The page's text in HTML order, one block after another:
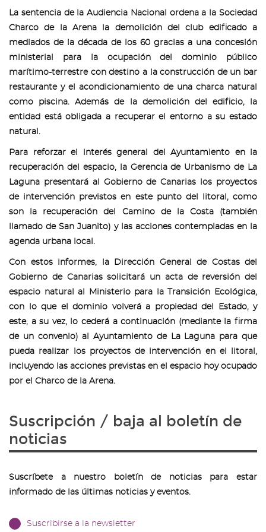
La sentencia de la Audiencia Nacional ordena a la Sociedad
Charco de la Arena la demolición del club edificado a
mediados de la década de los 60 gracias a una concesión
ministerial para la ocupación del dominio público
marítimo-terrestre con destino a la construcción de un bar
restaurante y el acondicionamiento de una charca natural
como piscina. Además de la demolición del edificio, la
entidad está obligada a recuperar el entorno a su estado
natural.
Para reforzar el interés general del Ayuntamiento en la
recuperación del espacio, la Gerencia de Urbanismo de La
Laguna presentará al Gobierno de Canarias los proyectos
de intervención previstos en este punto del litoral, como
son la recuperación del Camino de la Costa (también
llamado de San Juanito) y las acciones contempladas en la
agenda urbana local.
Con estos informes, la Dirección General de Costas del
Gobierno de Canarias solicitará un acta de reversión del
espacio natural al Ministerio para la Transición Ecológica,
con lo que el dominio volverá a propiedad del Estado, y
este, a su vez, lo cederá a continuación (mediante la firma
de un convenio) al Ayuntamiento de La Laguna para que
pueda realizar los proyectos de intervención en el litoral,
incluyendo las acciones previstas en el espacio hoy ocupado
por el Charco de la Arena.
Suscripción / baja al boletín de
noticias
Suscríbete a nuestro boletín de noticias para estar
informado de las últimas noticias y eventos.
Suscribirse a la newsletter